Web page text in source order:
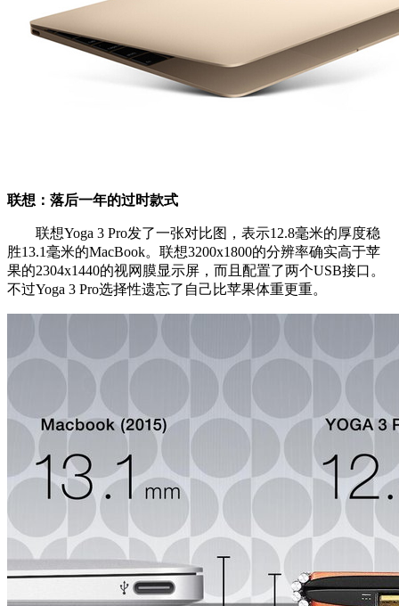
联想：落后一年的过时款式
联想Yoga 3 Pro发了一张对比图，表示12.8毫米的厚度稳
胜13.1毫米的MacBook。联想3200x1800的分辨率确实高于苹
果的2304x1440的视网膜显示屏，而且配置了两个USB接口。
不过Yoga 3 Pro选择性遗忘了自己比苹果体重更重。